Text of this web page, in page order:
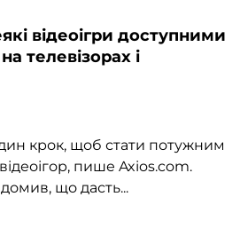
відеоігри доступними
телевізорах і
крок, щоб стати потужним
пише Axios.com.
що дасть...